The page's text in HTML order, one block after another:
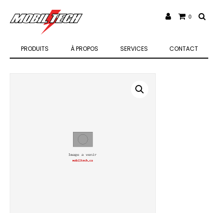
PRODUITS À PROPOS SERVICES CONTACT
0